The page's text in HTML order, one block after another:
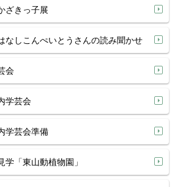
ざきっ子展
しこんぺいとうさんの読み聞かせ
会
学芸会
学芸会準備
「東山動植物園」